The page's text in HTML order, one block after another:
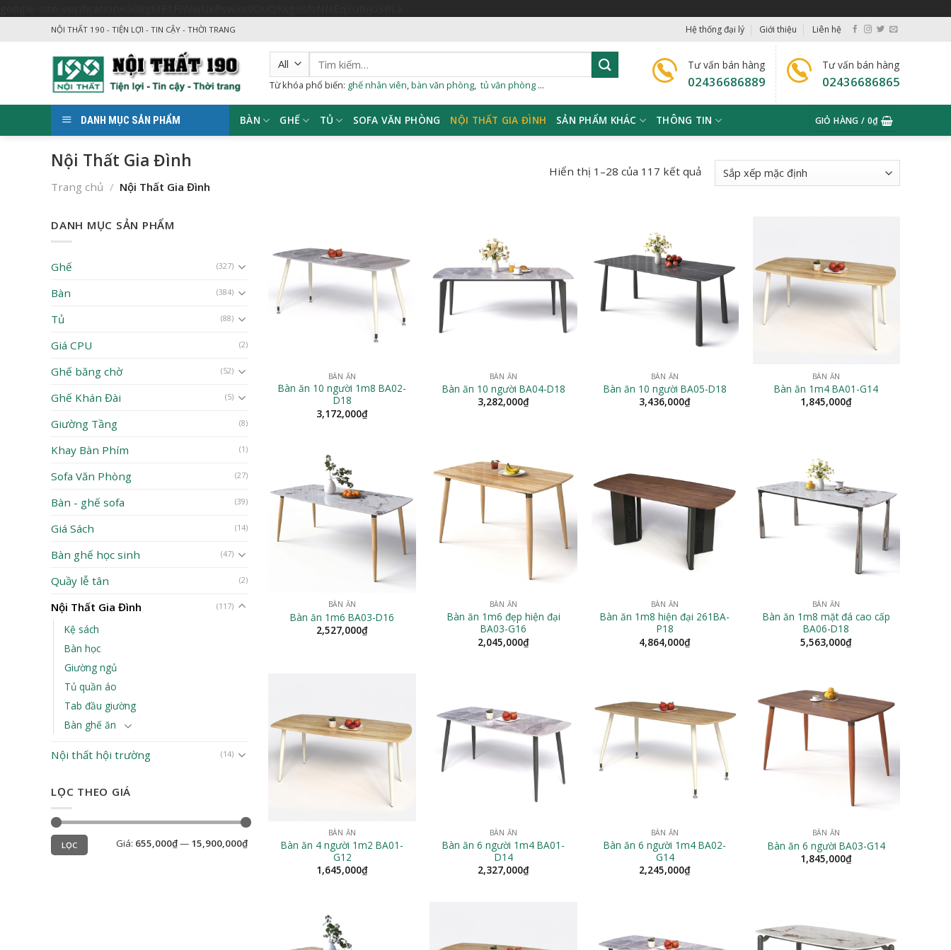
NỘI THẤT 190 - TIỆN LỢI - TIN CẬY - THỜI TRANG Hệ thống đại lý Giới thiệu Liên hệ
Tìm
kiếm:
Từ khóa phổ biến: ghế nhân viên bàn văn phòng tủ văn phòng ...
Tư vấn bán hàng
02436686889
Tư vấn bán hàng
02436686865
DANH MỤC SẢN PHẨM BÀN GHẾ TỦ SOFA VĂN PHÒNG NỘI THẤT GIA ĐÌNH SẢN PHẨM KHÁC THÔNG TIN GIỎ HÀNG / 0₫
Nội Thất Gia Đình
Trang chủ / Nội Thất Gia Đình
Hiển thị 1–28 của 117 kết quả
DANH MỤC SẢN PHẨM
Ghế (327)
Bàn (384)
Tủ (88)
Giá CPU (2)
Ghế băng chờ (52)
Ghế Khán Đài (5)
Giường Tầng (8)
Khay Bàn Phím (1)
Sofa Văn Phòng (27)
Bàn - ghế sofa (39)
Giá Sách (14)
Bàn ghế học sinh (47)
Quầy lễ tân (2)
Nội Thất Gia Đình (117)
Kệ sách
Bàn học
Giường ngủ
Tủ quần áo
Tab đầu giường
Bàn ghế ăn
Nội thất hội trường (14)
LỌC THEO GIÁ
Giá
thiểu
Giá
đa
LỌC Giá: 655,000₫— 15,900,000₫
BÀN ĂN
Bàn ăn 10 người 1m8 BA02-
D18
3,172,000₫
BÀN ĂN
Bàn ăn 10 người BA04-D18
3,282,000₫
BÀN ĂN
Bàn ăn 10 người BA05-D18
3,436,000₫
BÀN ĂN
Bàn ăn 1m4 BA01-G14
1,845,000₫
BÀN ĂN
Bàn ăn 1m6 BA03-D16
2,527,000₫
BÀN ĂN
Bàn ăn 1m6 đẹp hiện đại
BA03-G16
2,045,000₫
BÀN ĂN
Bàn ăn 1m8 hiện đại 261BA-
P18
4,864,000₫
BÀN ĂN
Bàn ăn 1m8 mặt đá cao cấp
BA06-D18
5,563,000₫
BÀN ĂN
Bàn ăn 4 người 1m2 BA01-
G12
1,645,000₫
BÀN ĂN
Bàn ăn 6 người 1m4 BA01-
D14
2,327,000₫
BÀN ĂN
Bàn ăn 6 người 1m4 BA02-
G14
2,245,000₫
BÀN ĂN
Bàn ăn 6 người BA03-G14
1,845,000₫